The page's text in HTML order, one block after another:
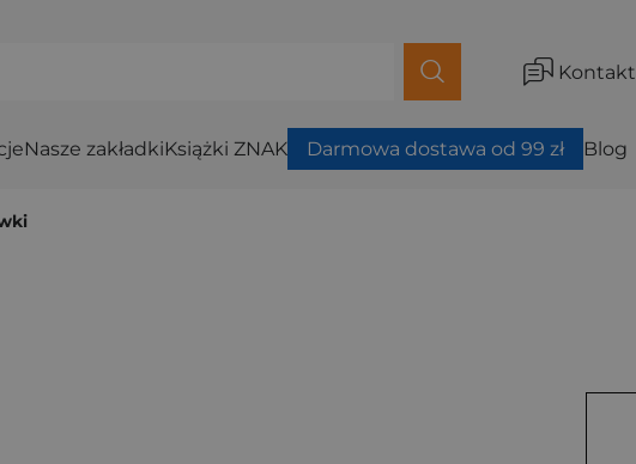
Kontakt
Nasze zakładkiKsiążki ZNAK Darmowa dostawa od 99 zł Blog